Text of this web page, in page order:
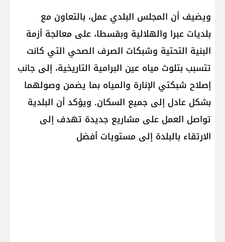
ويضيف أن المجلس البلدي عمل، بالتعاون مع
بلديات عبرا والهلالية وبقسطا، على معالجة أزمة
البنية التحتية وشبكات الصرف الصحي التي كانت
تتسبب بتلوث مياه عين البرامية التاريخية، إلى جانب
إصلاح شبكتي الإنارة والمياه بما يضمن وصولهما
بشكل عادل إلى جميع السكان. ويؤكد أن البلدية
تواصل العمل على مشاريع جديدة تهدف إلى
الارتقاء بالبلدة إلى مستويات أفضل